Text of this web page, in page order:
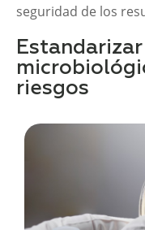
seguridad de los
riesgos